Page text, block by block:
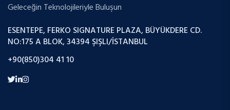
Geleceğin Teknolojileriyle Buluşun
ESENTEPE, FERKO SIGNATURE PLAZA, BÜYÜKDERE CD.
NO:175 A BLOK, 34394 ŞIŞLI/İSTANBUL
+90(850)304 41 10